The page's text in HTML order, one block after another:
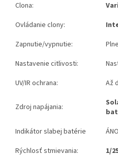
Clona:
Ovládanie clony:
Zapnutie/vypnutie:
Nastavenie citlivosti:
UV/IR ochrana:
Až
Zdroj napájania:
Indikátor slabej batérie
ÁNO
Rýchlosť stmievania:
1/